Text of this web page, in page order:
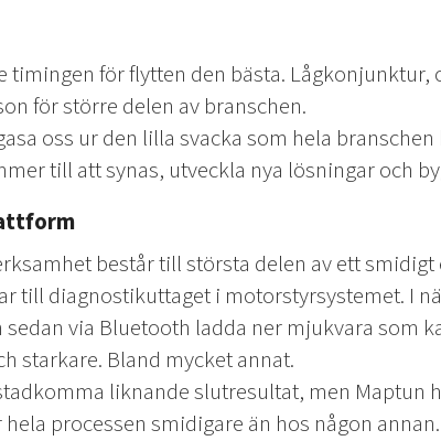
timingen för flytten den bästa.
för större delen av branschen.
oss ur den lilla svacka som hela
till att synas, utveckla nya lösningar och
består till största delen av ett
till diagnostikuttaget i motorstyrsystemet. I
sedan via Bluetooth ladda ner mjukvara som
starkare. Bland mycket annat.
liknande slutresultat, men Maptun
processen smidigare än hos någon